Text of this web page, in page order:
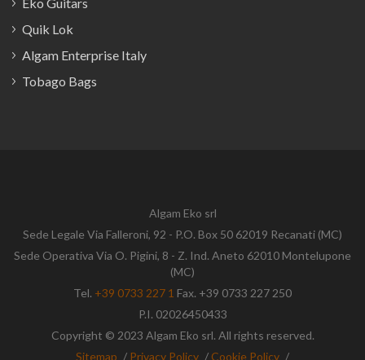
Quik Lok
Algam Enterprise Italy
Tobago Bags
Algam Eko srl
Sede Legale Via Falleroni, 92 - P.O. Box 50 62019 Recanati (MC)
Sede Operativa Via O. Pigini, 8 - Z. Ind. Aneto 62010 Montelupone
(MC)
Tel. +39 0733 227 1 Fax. +39 0733 227 250
P.I. 02026450433
Copyright © 2023 Algam Eko srl. All rights reserved.
Sitemap / Privacy Policy / Cookie Policy /